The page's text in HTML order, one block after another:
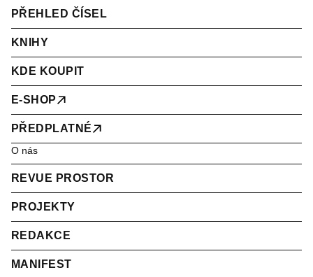
PŘEHLED ČÍSEL
KNIHY
KDE KOUPIT
E-SHOP
PŘEDPLATNÉ
O nás
REVUE PROSTOR
PROJEKTY
REDAKCE
MANIFEST